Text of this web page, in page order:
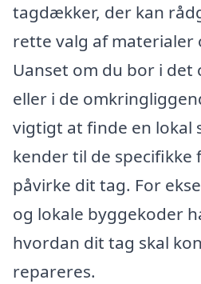
tagdækker, der kan
rette valg af materialer
Uanset om du bor i
eller i de
vigtigt at finde en lokal
kender til de specifikke
påvirke dit tag. For
og lokale byggekoder
hvordan dit tag skal
repareres.